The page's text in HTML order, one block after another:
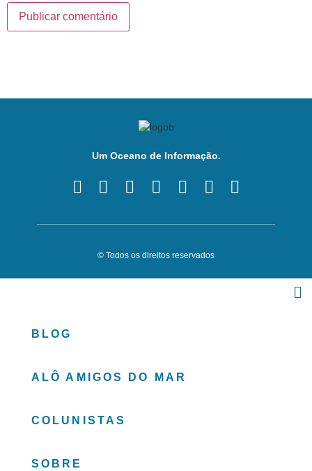
Um Oceano de Informação.
© Todos os direitos reservados
BLOG
ALÔ AMIGOS DO MAR
COLUNISTAS
SOBRE